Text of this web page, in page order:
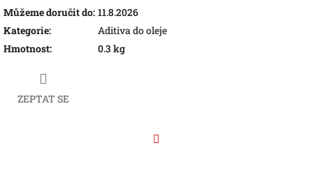
Můžeme doručit do: 11.8.2026
Kategorie:
Aditiva do oleje
Hmotnost: 0.3 kg
ZEPTAT SE